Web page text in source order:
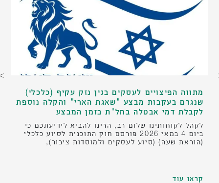
מתווה הפיצויים לעסקים בגין נזק עקיף (כלכלי)
שנגרם בעקבות מבצע "שאגת הארי" והקלה נוספת
לקבלת דמי אבטלה בחל"ת בזמן המבצע
לקהל לקוחותינו שלום רב, הרינו להביא לידיעתכם כי
ביום 4 במאי 2026 פורסם חוק התוכנית לסיוע כלכלי
(הוראת שעה) (סיוע לעסקים ולמוסדות ציבור),
קראו עוד